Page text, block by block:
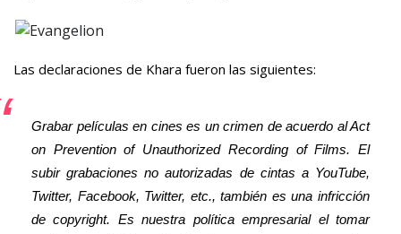
Las declaraciones de Khara fueron las siguientes:
Grabar películas en cines es un crimen de acuerdo al Act
on Prevention of Unauthorized Recording of Films. El
subir grabaciones no autorizadas de cintas a YouTube,
Twitter, Facebook, Twitter, etc., también es una infricción
de copyright. Es nuestra política empresarial el tomar